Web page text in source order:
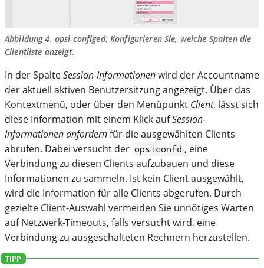
Abbildung 4. opsi-configed: Konfigurieren Sie, welche Spalten die
Clientliste anzeigt.
In der SpalteSession-Informationenwird der Accountname
der aktuell aktiven Benutzersitzung angezeigt. Über das
Kontextmenü, oder über den Menüpunkt Client, lässt sich
diese Information mit einem Klick aufSession-
Informationen anfordernfür die ausgewählten Clients
abrufen. Dabei versucht der opsiconfd , eine
Verbindung zu diesen Clients aufzubauen und diese
Informationen zu sammeln. Ist kein Client ausgewählt,
wird die Information für alle Clients abgerufen. Durch
gezielte Client-Auswahl vermeiden Sie unnötiges Warten
auf Netzwerk-Timeouts, falls versucht wird, eine
Verbindung zu ausgeschalteten Rechnern herzustellen.